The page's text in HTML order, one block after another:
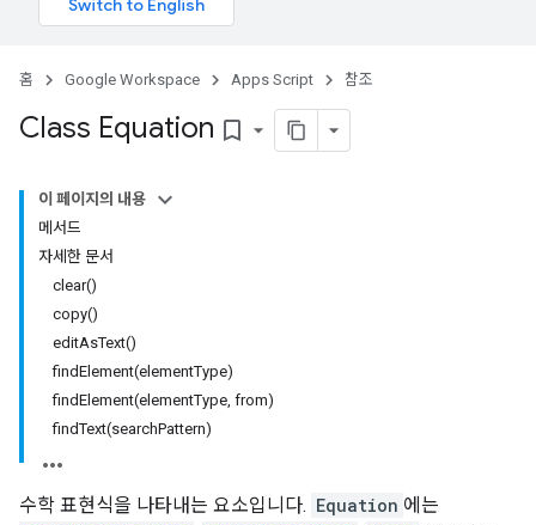
홈 Google Workspace Apps Script 참조
Class Equation bookmark_border
이 페이지의 내용
메서드
자세한 문서
clear()
copy()
editAsText()
findElement(elementType)
findElement(elementType, from)
findText(searchPattern)
수학 표현식을 나타내는 요소입니다. Equation 에는